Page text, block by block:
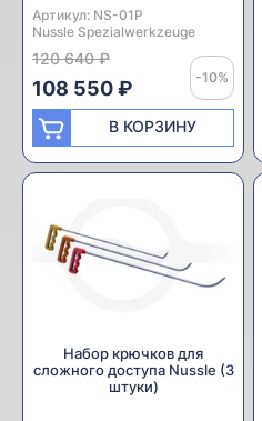
Артикул: NS-01P
Производитель:
Nussle Spezialwerkzeuge
120 640 ₽
-10%
108 550 ₽
В КОРЗИНУ
Набор крючков для
сложного доступа Nussle (3
штуки)